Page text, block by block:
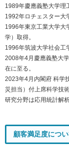
1989年慶應義塾大学理
1992年ロチェスター大
1996年東京工業大学大
学）取得。
1996年筑波大学社会工
2008年4月慶應義塾大
在に至る。
2023年4月内閣府 科学
災担当）付上席科学技
研究分野は応用統計解
顧客満足度につ